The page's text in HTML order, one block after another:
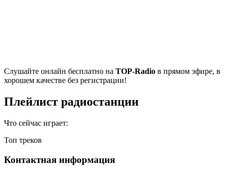
Cлушайте онлайн бесплатно на TOP-Radio в прямом эфире, в
хорошем качестве без регистрации!
Плейлист радиостанции
Что сейчас играет:
Топ треков
Контактная информация